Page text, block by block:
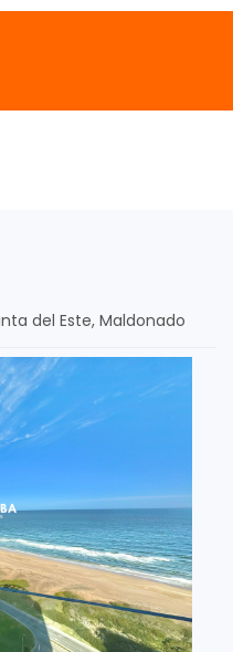
del Este, Maldonado